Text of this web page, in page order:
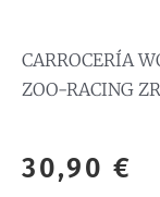
CARROCERÍA
ZOO-RACING
30,90 €